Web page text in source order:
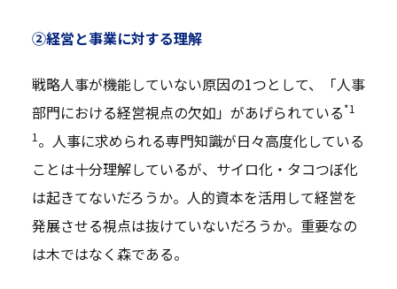
②経営と事業に対する理解
戦略人事が機能していない原因の1つとして、「人事
部門における経営視点の欠如」があげられている*1
1 。人事に求められる専門知識が日々高度化している
ことは十分理解しているが、サイロ化・タコつぼ化
は起きてないだろうか。人的資本を活用して経営を
発展させる視点は抜けていないだろうか。重要なの
は木ではなく森である。